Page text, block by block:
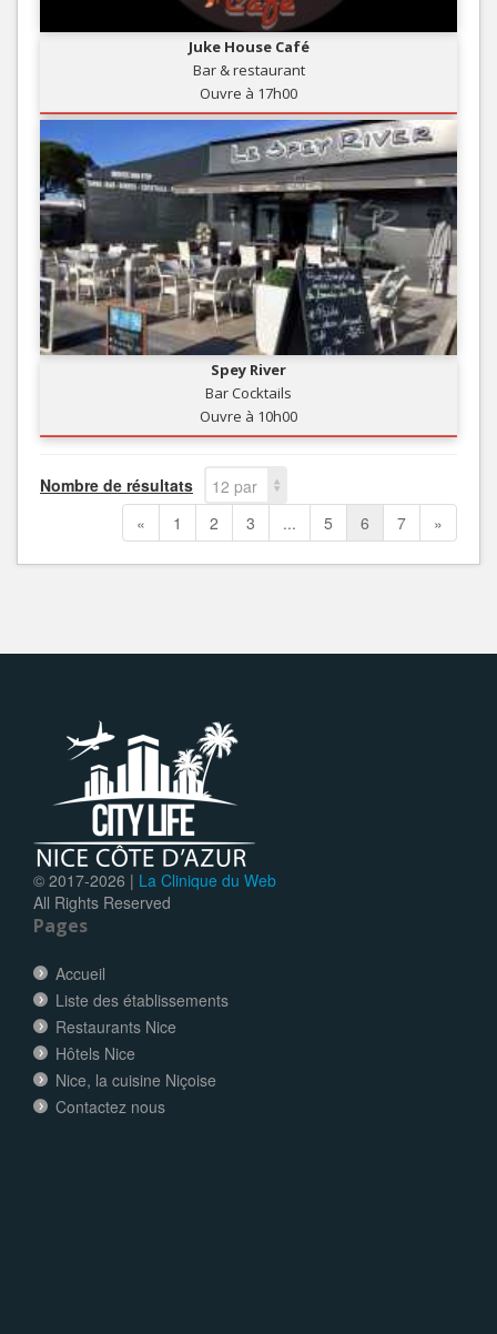
Juke House Café
Bar & restaurant
Ouvre à 17h00
Spey River
Bar Cocktails
Ouvre à 10h00
Nombre de résultats
12 par
page
« 1 2 3 ... 5 6 7 »
© 2017-2026 | La Clinique du Web
All Rights Reserved
Pages
Accueil
Liste des établissements
Restaurants Nice
Hôtels Nice
Nice, la cuisine Niçoise
Contactez nous